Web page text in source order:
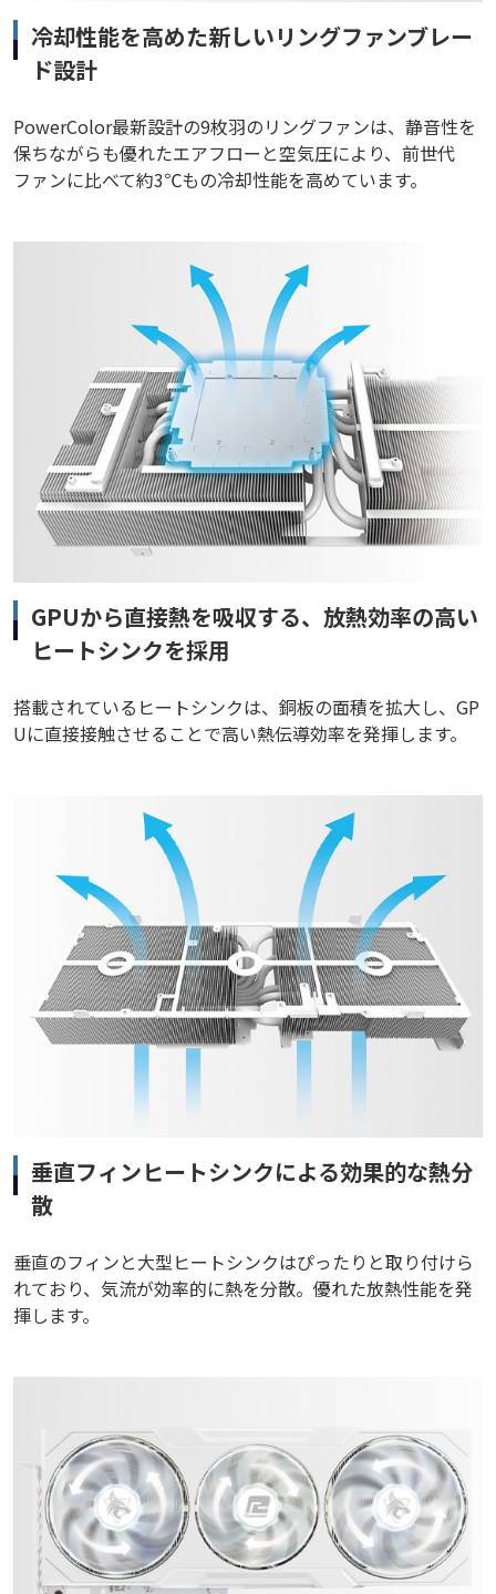
冷却性能を高めた新しいリングファンブレー
ド設計
PowerColor最新設計の9枚羽のリングファンは、静音性を
保ちながらも優れたエアフローと空気圧により、前世代
ファンに比べて約3℃もの冷却性能を高めています。
GPUから直接熱を吸収する、放熱効率の高い
ヒートシンクを採用
搭載されているヒートシンクは、銅板の面積を拡大し、GP
Uに直接接触させることで高い熱伝導効率を発揮します。
垂直フィンヒートシンクによる効果的な熱分
散
垂直のフィンと大型ヒートシンクはぴったりと取り付けら
れており、気流が効率的に熱を分散。優れた放熱性能を発
揮します。